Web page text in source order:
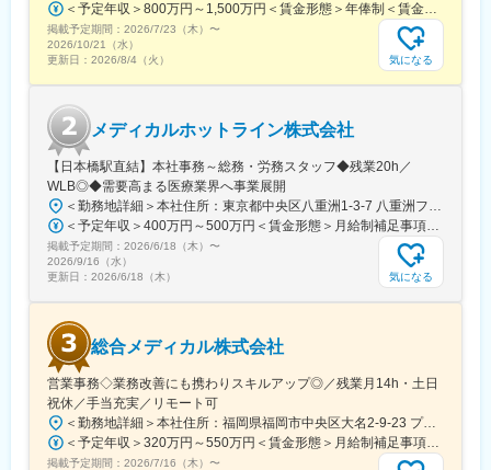
■当社について：
◎2006年に医療機器商社として創業した当社は、主に美容整形・
美容外科で利用される美容機器の卸販売・賃貸・メンテナンスを
行っており、各種医学会やセミナーにも積極的に出展し、国内・
◎2011年に医療コンサルティング会社と合併し、2012年10月よ
り医療に特化したコンサルティングを主軸とした事業を展開して
います。
◎クリニックでは、当社の受付スタッフやカウンセラーが実務面
をしっかりサポートいるため、既存店舗のサポートだけでなく新
規開院も計画しています。今後は既存のクリニック以外に対して
も積極的にコンサルティング事業を展開する予定です。
＜予定年収＞800万円～1,500万円＜賃金形態＞年俸制＜賃金内訳＞年額（基本給）：8,000,000円～15,000,000円＜月額＞666,666円～1,250,000円（12分割）＜昇給有無＞有＜残業手当＞無賃金はあくまでも目安の金額であり、選考を通じて上下する可能性があります。月給(月額)は固定手当を含めた表記です。
掲載予定期間： 2026/7/23（木） 〜
2026/10/21（水）
更新日： 2026/8/4（火） 気になる
メディカルホットライン株式会社
【日本橋駅直結】本社事務～総務・労務スタッフ◆残業20h／
WLB◎◆需要高まる医療業界へ事業展開
＜勤務地詳細＞本社住所：東京都中央区八重洲1-3-7 八重洲ファーストフィナンシャルビル13F受動喫煙対策：屋内全面禁煙変更の範囲：会社の定める事業所
＜予定年収＞400万円～500万円＜賃金形態＞月給制補足事項なし＜賃金内訳＞月額（基本給）：235,000円～284,000円固定残業手当/月：45,000円～66,000円（固定残業時間25時間0分/月）超過した時間外労働の残業手当は追加支給＜月給＞280,000円～350,000円（一律手当を含む）＜昇給有無＞有＜残業手当＞有＜給与補足＞※給与詳細は、ご経験やスキルを考慮のうえ決定します。■昇給：年1回 査定により決定■賞与：年2回（7 月・12 月） 都度査定により決定 算定対象期間に準ずる賃金はあくまでも目安の金額であり、選考を通じて上下する可能性があります。月給(月額)は固定手当を含めた表記です。
掲載予定期間： 2026/6/18（木） 〜
2026/9/16（水）
更新日： 2026/6/18（木） 気になる
総合メディカル株式会社
営業事務◇業務改善にも携わりスキルアップ◎／残業月14h・土日
祝休／手当充実／リモート可
＜勤務地詳細＞本社住所：福岡県福岡市中央区大名2-9-23 プリオ福岡ビル勤務地最寄駅：地下鉄空港線／天神駅受動喫煙対策：屋内全面禁煙変更の範囲：会社の定める事業所
＜予定年収＞320万円～550万円＜賃金形態＞月給制補足事項なし＜賃金内訳＞月額（基本給）：200,000円～246,000円その他固定手当/月：20,000円～110,000円＜月給＞220,000円～356,000円＜昇給有無＞有＜残業手当＞有＜給与補足＞※実際の年収は面談・面接後に経歴や能力に応じて決定します※求人票の想定年収に当てはまらないケースも発生する可能性があります賞与年2回（2025年度実績4.4ヶ月）、昇給年1回住宅補助手当、家族手当、残業手当、休日出勤手当など賃金はあくまでも目安の金額であり、選考を通じて上下する可能性があります。月給(月額)は固定手当を含めた表記です。
掲載予定期間： 2026/7/16（木） 〜